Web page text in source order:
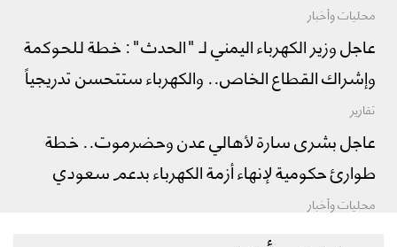
محليات وأخبار
عاجل وزير الكهرباء اليمني لـ "الحدث": خطة للحوكمة
وإشراك القطاع الخاص.. والكهرباء ستتحسن تدريجياً
تقارير
عاجل بشرى سارة لأهالي عدن وحضرموت.. خطة
طوارئ حكومية لإنهاء أزمة الكهرباء بدعم سعودي
محليات وأخبار